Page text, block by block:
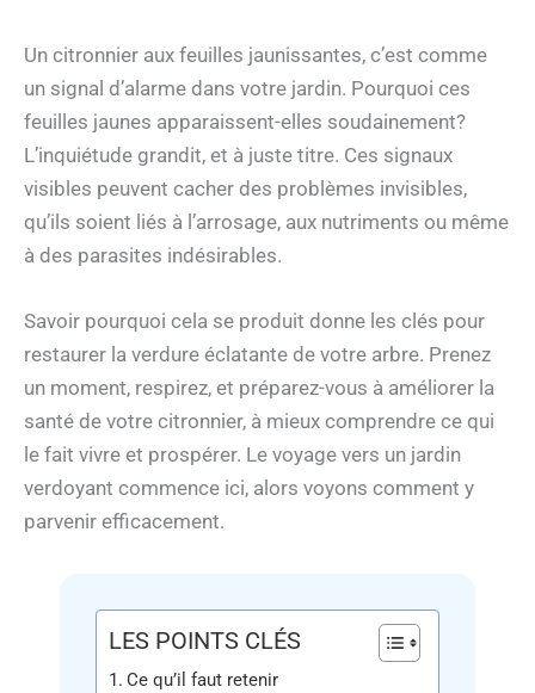
Un citronnier aux feuilles jaunissantes, c’est comme
un signal d’alarme dans votre jardin. Pourquoi ces
feuilles jaunes apparaissent-elles soudainement?
L’inquiétude grandit, et à juste titre. Ces signaux
visibles peuvent cacher des problèmes invisibles,
qu’ils soient liés à l’arrosage, aux nutriments ou même
à des parasites indésirables.
Savoir pourquoi cela se produit donne les clés pour
restaurer la verdure éclatante de votre arbre. Prenez
un moment, respirez, et préparez-vous à améliorer la
santé de votre citronnier, à mieux comprendre ce qui
le fait vivre et prospérer. Le voyage vers un jardin
verdoyant commence ici, alors voyons comment y
parvenir efficacement.
LES POINTS CLÉS
Ce qu’il faut retenir